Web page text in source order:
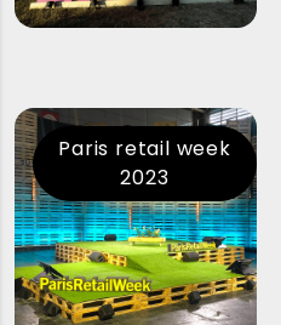
Paris retail week
2023